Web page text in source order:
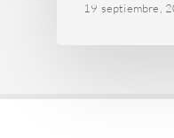
19 septiembre,